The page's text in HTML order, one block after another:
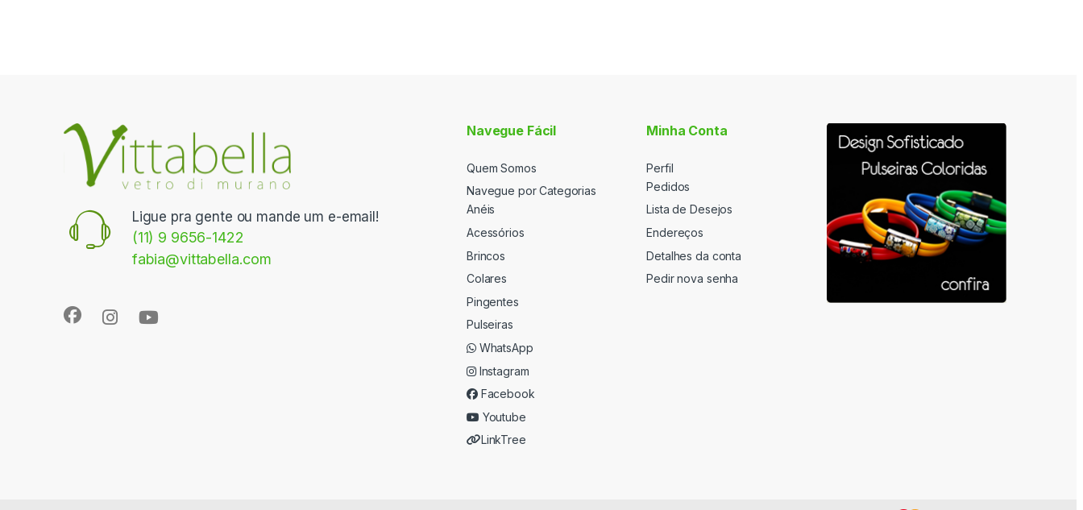
Ligue pra gente ou mande um e-email!
(11) 9 9656-1422
fabia@vittabella.com
Navegue Fácil
Quem Somos
Navegue por Categorias
Anéis
Acessórios
Brincos
Colares
Pingentes
Pulseiras
WhatsApp
Instagram
Facebook
Youtube
LinkTree
Minha Conta
Perfil
Pedidos
Lista de Desejos
Endereços
Detalhes da conta
Pedir nova senha